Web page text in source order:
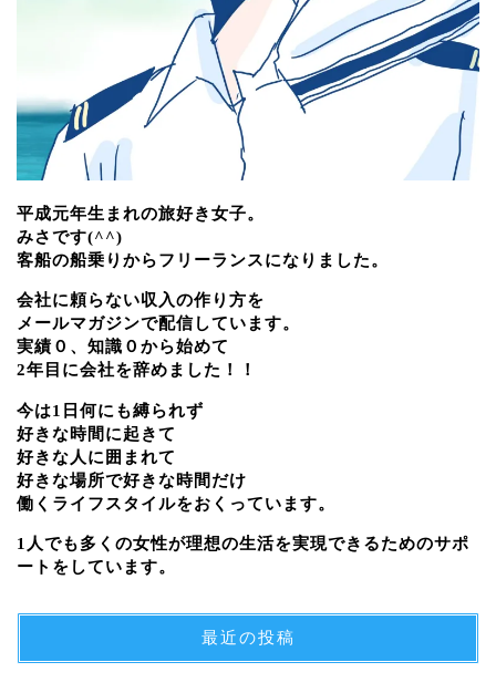
平成元年生まれの旅好き女子。
みさです(^^)
客船の船乗りからフリーランスになりました。
会社に頼らない収入の作り方を
メールマガジンで配信しています。
実績０、知識０から始めて
2年目に会社を辞めました！！
今は1日何にも縛られず
好きな時間に起きて
好きな人に囲まれて
好きな場所で好きな時間だけ
働くライフスタイルをおくっています。
1人でも多くの女性が理想の生活を実現できるためのサポ
ートをしています。
最近の投稿